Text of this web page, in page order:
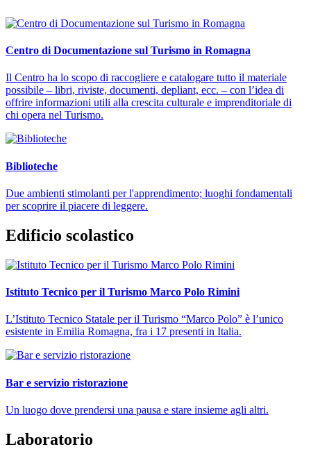
Centro di Documentazione sul Turismo in Romagna
Il Centro ha lo scopo di raccogliere e catalogare tutto il materiale
possibile – libri, riviste, documenti, depliant, ecc. – con l’idea di
offrire informazioni utili alla crescita culturale e imprenditoriale di
chi opera nel Turismo.
Biblioteche
Due ambienti stimolanti per l'apprendimento; luoghi fondamentali
per scoprire il piacere di leggere.
Edificio scolastico
Istituto Tecnico per il Turismo Marco Polo Rimini
L’Istituto Tecnico Statale per il Turismo “Marco Polo” è l’unico
esistente in Emilia Romagna, fra i 17 presenti in Italia.
Bar e servizio ristorazione
Un luogo dove prendersi una pausa e stare insieme agli altri.
Laboratorio